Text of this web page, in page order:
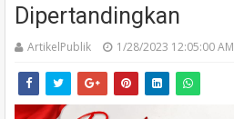
Dipertandingkan
ArtikelPublik 1/28/2023 12:05:00 AM